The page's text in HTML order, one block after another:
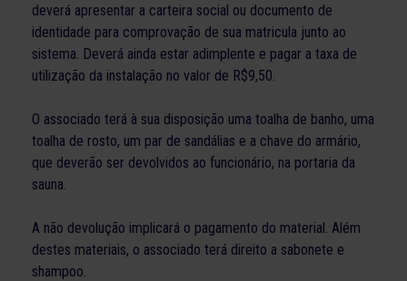
deverá apresentar a carteira social ou documento de
identidade para comprovação de sua matricula junto ao
sistema. Deverá ainda estar adimplente e pagar a taxa de
utilização da instalação no valor de R$9,50.
O associado terá à sua disposição uma toalha de banho, uma
toalha de rosto, um par de sandálias e a chave do armário,
que deverão ser devolvidos ao funcionário, na portaria da
sauna.
A não devolução implicará o pagamento do material. Além
destes materiais, o associado terá direito a sabonete e
shampoo.